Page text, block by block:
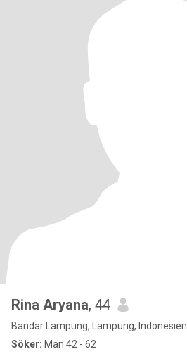
Rina Aryana, 44
Bandar Lampung, Lampung, Indonesien
Söker: Man 42 - 62